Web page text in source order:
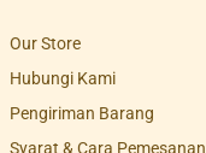
Our Store
Hubungi Kami
Pengiriman Barang
Syarat & Cara Pemesanan